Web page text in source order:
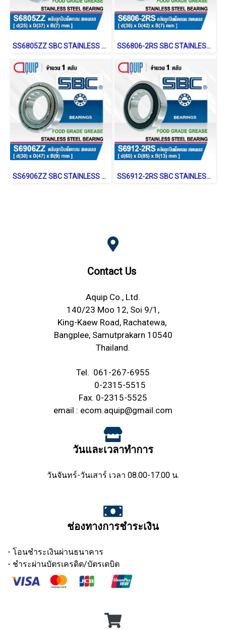
SS6805ZZ SBC STAINLESS BALL BEARING Stainless Type SS6806-2RS SBC STAINLESS BALL BEARING Shield Type
SS6906ZZ SBC STAINLESS BALL BEARING Stainless Type SS6912-2RS SBC STAINLESS BALL BEARING Shield Type
Contact Us
Aquip Co., Ltd.
140/23 Moo 12, Soi 9/1,
King-Kaew Road, Rachatewa,
Bangplee, Samutprakarn 10540
Thailand.
Tel. 061-267-6955
0-2315-5515
Fax. 0-2315-5525
email : ecom.aquip@gmail.com
วันและเวลาทำการ
วันจันทร์-วันเสาร์ เวลา 08.00-17.00 น.
ช่องทางการชำระเงิน
- โอนชำระเงินผ่านธนาคาร
- ชำระผ่านบัตรเครดิต/บัตรเดบิต